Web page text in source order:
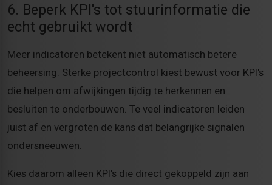
6. Beperk KPI's tot stuurinformatie die
echt gebruikt wordt
Meer indicatoren betekent niet automatisch betere
beheersing. Sterke projectcontrol kiest bewust voor KPI's
die helpen om afwijkingen tijdig te herkennen en
besluiten te onderbouwen. Te veel indicatoren leiden
juist af en vergroten de kans dat belangrijke signalen
ondersneeuwen.
Kies daarom alleen KPI's die direct gekoppeld zijn aan